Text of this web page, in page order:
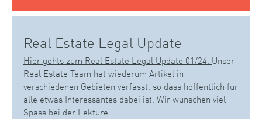
Real Estate Legal Update
Hier gehts zum Real Estate Legal Update 01/24. Unser
Real Estate Team hat wiederum Artikel in
verschiedenen Gebieten verfasst, so dass hoffentlich für
alle etwas Interessantes dabei ist. Wir wünschen viel
Spass bei der Lektüre.